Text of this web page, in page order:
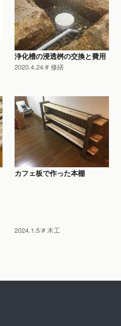
浄化槽の浸透桝の交換と費用
2020.4.24 修繕
カフェ板で作った本棚
2024.1.5 木工